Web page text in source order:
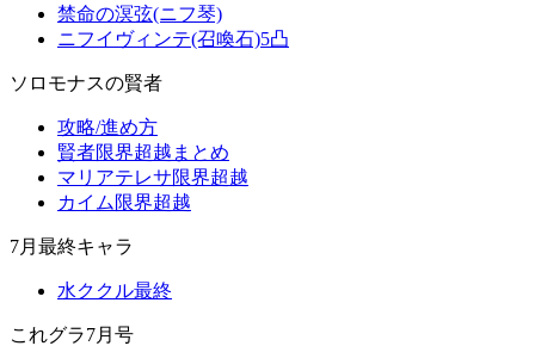
禁命の溟弦(ニフ琴)
ニフイヴィンテ(召喚石)5凸
ソロモナスの賢者
攻略/進め方
賢者限界超越まとめ
マリアテレサ限界超越
カイム限界超越
7月最終キャラ
水ククル最終
これグラ7月号